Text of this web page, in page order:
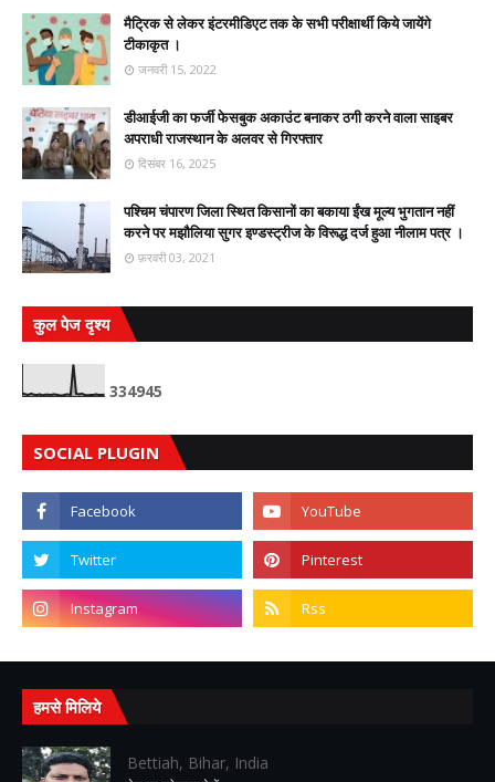
मैट्रिक से लेकर इंटरमीडिएट तक के सभी परीक्षार्थी किये जायेंगे
टीकाकृत ।
जनवरी 15, 2022
डीआईजी का फर्जी फेसबुक अकाउंट बनाकर ठगी करने वाला साइबर
अपराधी राजस्थान के अलवर से गिरफ्तार
दिसंबर 16, 2025
पश्चिम चंपारण जिला स्थित किसानों का बकाया ईंख मूल्य भुगतान नहीं
करने पर मझौलिया सुगर इण्डस्ट्रीज के विरूद्ध दर्ज हुआ नीलाम पत्र ।
फ़रवरी 03, 2021
कुल पेज दृश्य
334945
SOCIAL PLUGIN
हमसे मिलिये
Bettiah, Bihar, India